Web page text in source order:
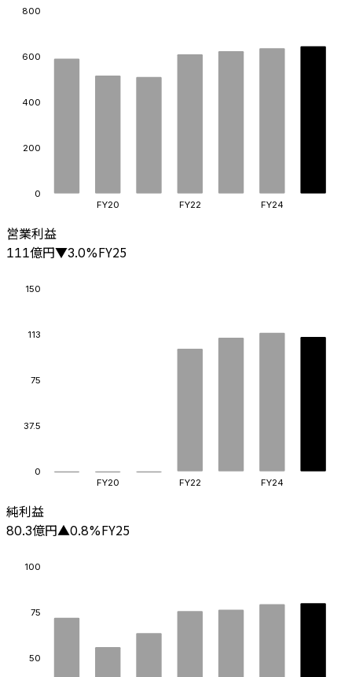
0
200
400
600
800
FY20 FY22 FY24
営業利益
111億円▼3.0%FY25
0
37.5
75
113
150
FY20 FY22 FY24
純利益
80.3億円▲0.8%FY25
50
75
100